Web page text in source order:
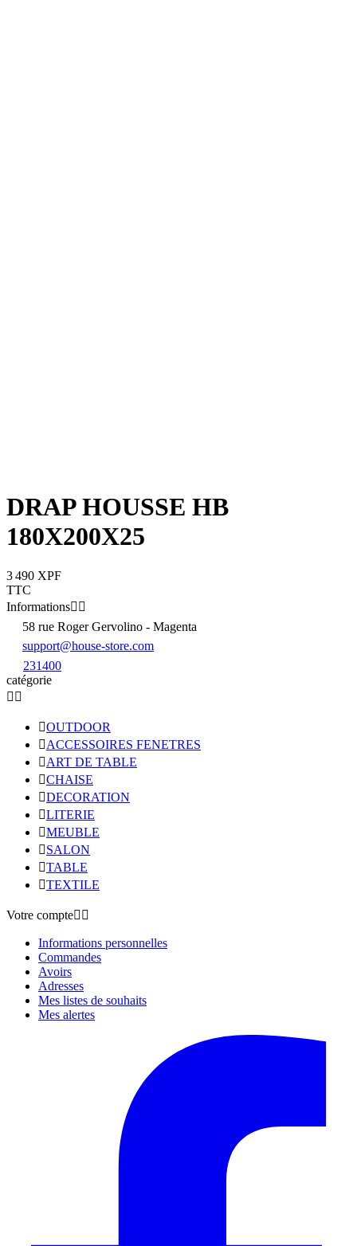
DRAP HOUSSE HB
180X200X25
3 490 XPF
TTC
Informations 
58 rue Roger Gervolino - Magenta
support@house-store.com
231400
catégorie
 
OUTDOOR
ACCESSOIRES FENETRES
ART DE TABLE
CHAISE
DECORATION
LITERIE
MEUBLE
SALON
TABLE
TEXTILE
Votre compte 
Informations personnelles
Commandes
Avoirs
Adresses
Mes listes de souhaits
Mes alertes